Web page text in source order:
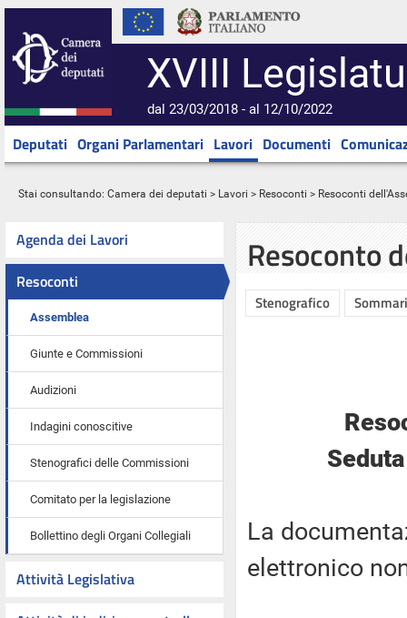
XVIII
dal 23/03/2018 - al 12/10/2022
Deputati Organi Parlamentari Lavori Documenti
Stai consultando: Camera dei deputati > Lavori > Resoconti > Resoconti
Agenda dei Lavori
Resoconti
Assemblea
Giunte e Commissioni
Audizioni
Indagini conoscitive
Stenografici delle Commissioni
Comitato per la legislazione
Bollettino degli Organi Collegiali
Attività Legislativa
Resoconto
Stenografico
La
elettronico